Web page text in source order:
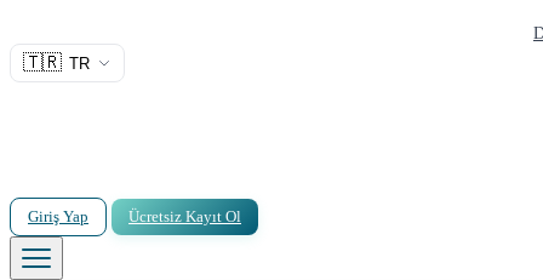
🇹🇷 TR
Giriş Yap Ücretsiz Kayıt Ol